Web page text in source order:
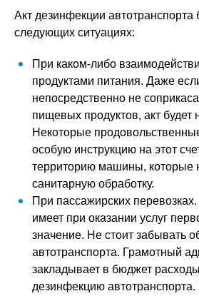
Акт дезинфекции автотранспорта
следующих ситуациях:
При каком-либо
продуктами питания. Даже
непосредственно не
пищевых продуктов, акт будет
Некоторые
особую инструкцию на этот
территорию машины, которые
санитарную обработку.
При пассажирских
имеет при оказании услуг
значение. Не стоит забывать
автотранспорта. Грамотный
закладывает в бюджет
дезинфекцию